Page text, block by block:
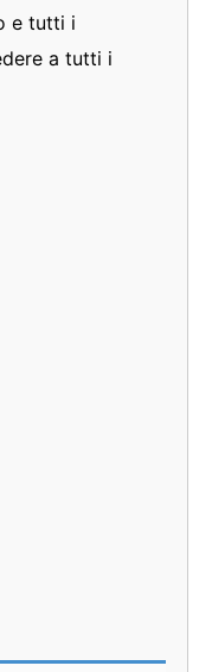
e tutti i
a tutti i